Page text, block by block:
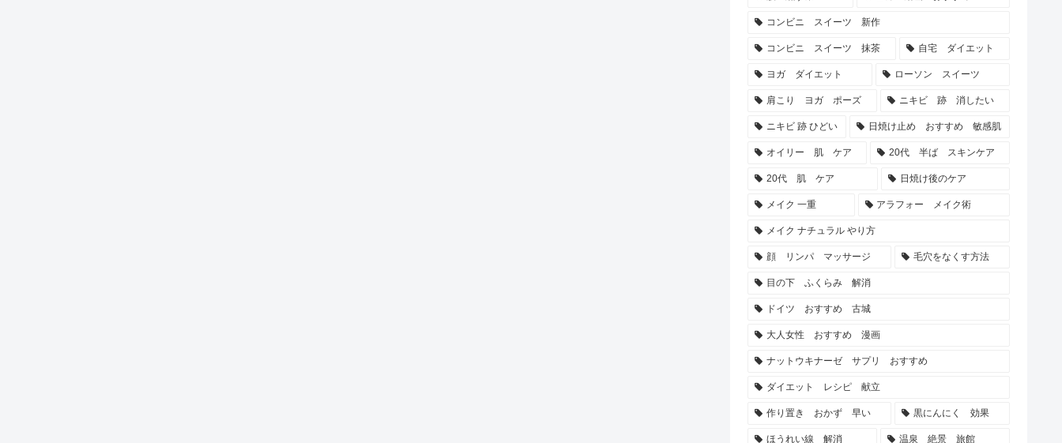
コンビニ スイーツ 新作
コンビニ スイーツ 抹茶 自宅 ダイエット
ヨガ ダイエット ローソン スイーツ
肩こり ヨガ ポーズ ニキビ 跡 消したい
ニキビ 跡 ひどい 日焼け止め おすすめ 敏感肌
オイリー 肌 ケア 20代 半ば スキンケア
20代 肌 ケア 日焼け後のケア
メイク 一重 アラフォー メイク術
メイク ナチュラル やり方
顔 リンパ マッサージ 毛穴をなくす方法
目の下 ふくらみ 解消
ドイツ おすすめ 古城
大人女性 おすすめ 漫画
ナットウキナーゼ サプリ おすすめ
ダイエット レシピ 献立
作り置き おかず 早い 黒にんにく 効果
ほうれい線 解消 温泉 絶景 旅館